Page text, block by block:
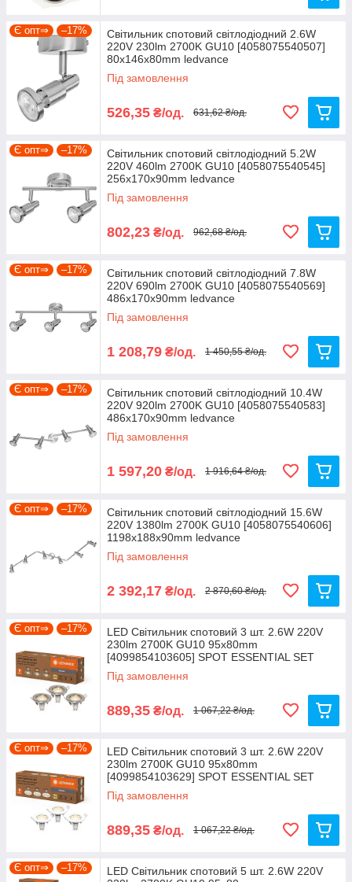
Є опт⇒ –17%
Світильник спотовий світлодіодний 2.6W
220V 230lm 2700K GU10 [4058075540507]
80х146х80mm ledvance
Під замовлення
526,35 ₴/од. 631,62 ₴/од.
Є опт⇒ –17%
Світильник спотовий світлодіодний 5.2W
220V 460lm 2700K GU10 [4058075540545]
256х170х90mm ledvance
Під замовлення
802,23 ₴/од. 962,68 ₴/од.
Є опт⇒ –17%
Світильник спотовий світлодіодний 7.8W
220V 690lm 2700K GU10 [4058075540569]
486х170х90mm ledvance
Під замовлення
1 208,79 ₴/од. 1 450,55 ₴/од.
Є опт⇒ –17%
Світильник спотовий світлодіодний 10.4W
220V 920lm 2700K GU10 [4058075540583]
486х170х90mm ledvance
Під замовлення
1 597,20 ₴/од. 1 916,64 ₴/од.
Є опт⇒ –17%
Світильник спотовий світлодіодний 15.6W
220V 1380lm 2700K GU10 [4058075540606]
1198х188х90mm ledvance
Під замовлення
2 392,17 ₴/од. 2 870,60 ₴/од.
Є опт⇒ –17%
LED Світильник спотовий 3 шт. 2.6W 220V
230lm 2700K GU10 95х80mm
[4099854103605] SPOT ESSENTIAL SET
LEDVANCE
Під замовлення
889,35 ₴/од. 1 067,22 ₴/од.
Є опт⇒ –17%
LED Світильник спотовий 3 шт. 2.6W 220V
230lm 2700K GU10 95х80mm
[4099854103629] SPOT ESSENTIAL SET
LEDVANCE
Під замовлення
889,35 ₴/од. 1 067,22 ₴/од.
Є опт⇒ –17%
LED Світильник спотовий 5 шт. 2.6W 220V